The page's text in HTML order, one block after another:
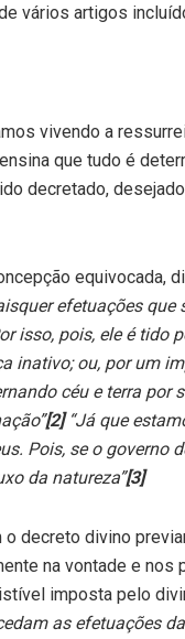
vários artigos
vivendo a
que tudo é
decretado,
equivocada,
efetuações
isso, pois, ele é tido
inativo; ou, por um
céu e terra
[2]“Já que
Pois, se o governo
da natureza”[3]
o decreto divino
na vontade e
imposta pelo
as efetuações